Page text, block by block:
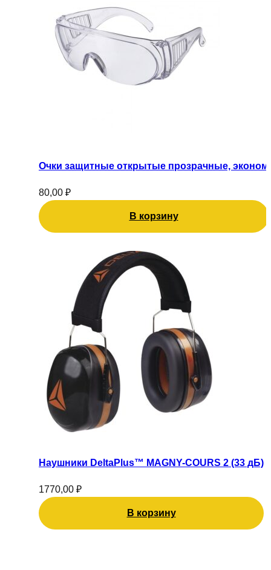
Очки защитные открытые прозрачные, эконом
80,00 ₽
В корзину
Наушники DeltaPlus™ MAGNY-COURS 2 (33 дБ)
1770,00 ₽
В корзину